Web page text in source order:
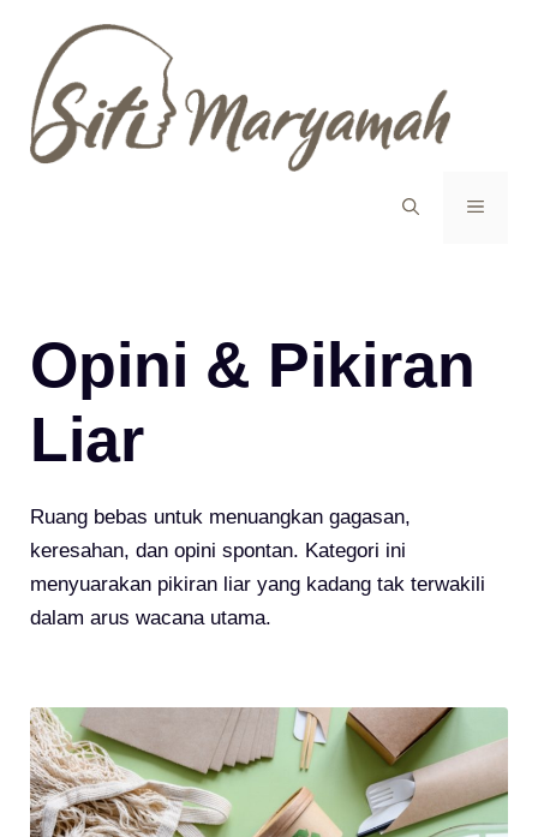
MENU
Opini & Pikiran
Liar
Ruang bebas untuk menuangkan gagasan,
keresahan, dan opini spontan. Kategori ini
menyuarakan pikiran liar yang kadang tak terwakili
dalam arus wacana utama.